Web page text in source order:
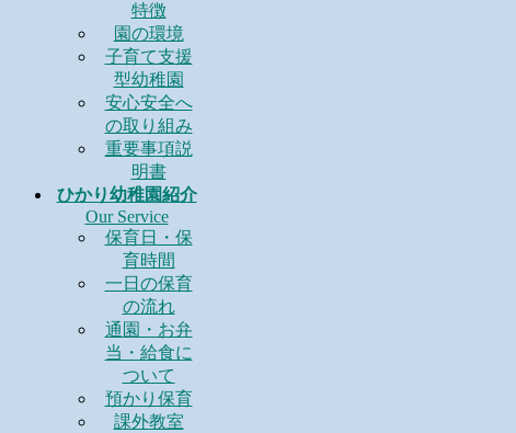
特徴
園の環境
子育て支援
型幼稚園
安心安全へ
の取り組み
重要事項説
明書
ひかり幼稚園紹介
Our Service
保育日・保
育時間
一日の保育
の流れ
通園・お弁
当・給食に
ついて
預かり保育
課外教室